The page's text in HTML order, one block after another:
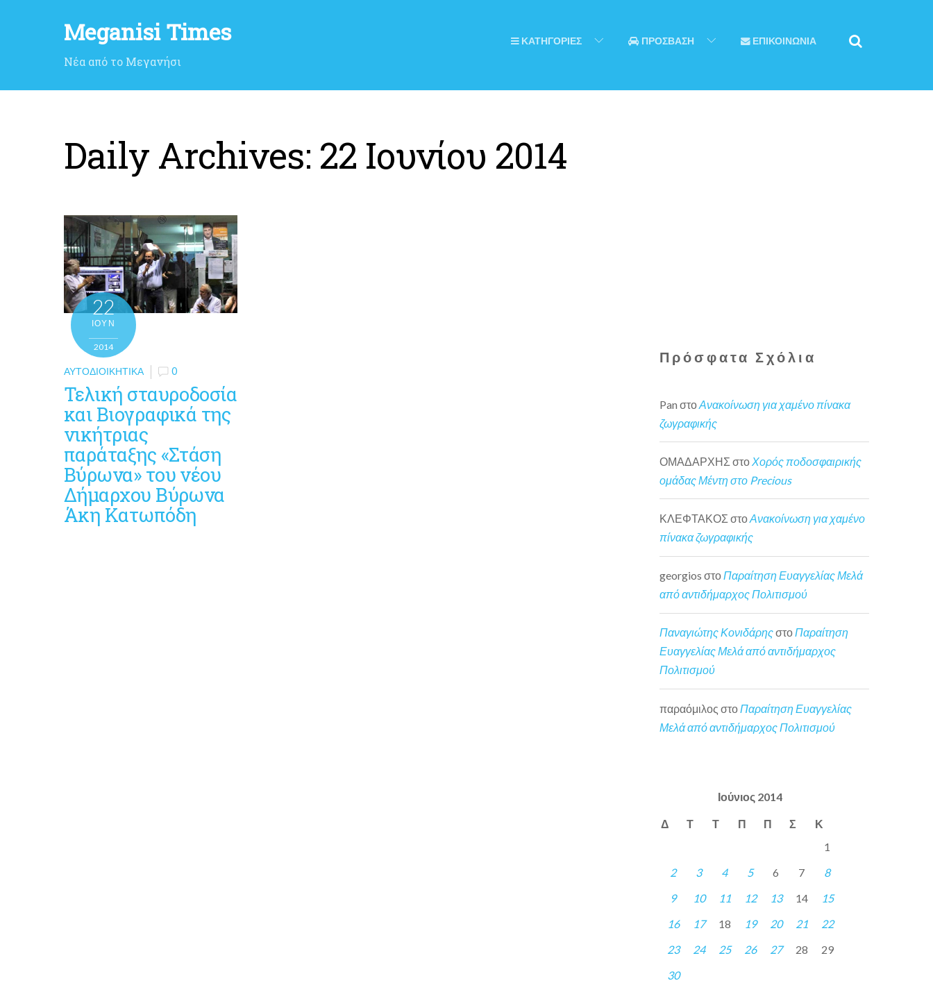
Meganisi Times
Νέα από το Μεγανήσι
ΚΑΤΗΓΟΡΙΕΣ ΠΡΟΣΒΑΣΗ ΕΠΙΚΟΙΝΩΝΙΑ
Daily Archives: 22 Ιουνίου 2014
22
ΙΟΎΝ
2014
ΑΥΤΟΔΙΟΙΚΗΤΙΚΆ 0
Τελική σταυροδοσία
και Βιογραφικά της
νικήτριας
παράταξης «Στάση
Βύρωνα» του νέου
Δήμαρχου Βύρωνα
Άκη Κατωπόδη
Πρόσφατα Σχόλια
Pan στοΑνακοίνωση για χαμένο πίνακα
ζωγραφικής
ΟΜΑΔΑΡΧΗΣ στο Χορός ποδοσφαιρικής
ομάδας Μέντη στο Precious
ΚΛΕΦΤΑΚΟΣ στοΑνακοίνωση για χαμένο
πίνακα ζωγραφικής
georgios στοΠαραίτηση Ευαγγελίας Μελά
από αντιδήμαρχος Πολιτισμού
Παναγιώτης ΚονιδάρηςστοΠαραίτηση
Ευαγγελίας Μελά από αντιδήμαρχος
Πολιτισμού
παραόμιλος στο Παραίτηση Ευαγγελίας
Μελά από αντιδήμαρχος Πολιτισμού
Ιούνιος 2014
Δ Τ Τ Π Π Σ Κ
1
2
3 4 5 6 7
8
9
10 11 12 13 14
15
16
17 18 19 20 21
22
23
24 25 26 27 28
29
30